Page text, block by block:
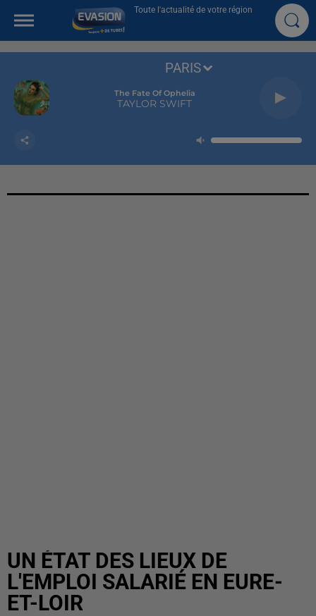
Toute l'actualité de votre région
The Fate Of Ophelia
TAYLOR SWIFT
PARIS
UN ÉTAT DES LIEUX DE
L'EMPLOI SALARIÉ EN EURE-
ET-LOIR